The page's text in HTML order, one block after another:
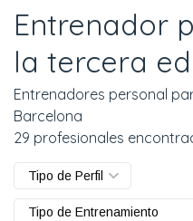
Entrenador
la tercera
Entrenadores personal
Barcelona
29 profesionales
Tipo de Perfil
Tipo de Entrenamiento